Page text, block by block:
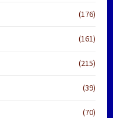
(176)
(161)
(215)
(39)
(70)